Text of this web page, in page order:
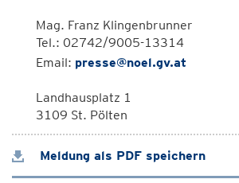
Mag. Franz Klingenbrunner
Tel.: 02742/9005-13314
Email: presse@noel.gv.at
Landhausplatz 1
3109 St. Pölten
Meldung als PDF speichern